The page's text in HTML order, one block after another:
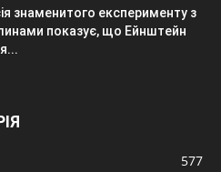
знаменитого експерименту з
показує, що Ейнштейн
577